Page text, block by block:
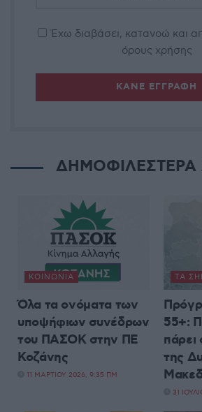
Έχω διαβάσει, κατανοώ και
όρους χρήσης
ΔΗΜΟΦΙΛΕΣΤΕΡΑ
ΚΟΙΝΩΝΊΑ
Όλα τα ονόματα των
υποψήφιων συνέδρων
του ΠΑΣΟΚ στην ΠΕ
Κοζάνης
11 ΜΑΡΤΊΟΥ 2026, 9:35 ΠΜ
ΤΑ
55+:
της
31